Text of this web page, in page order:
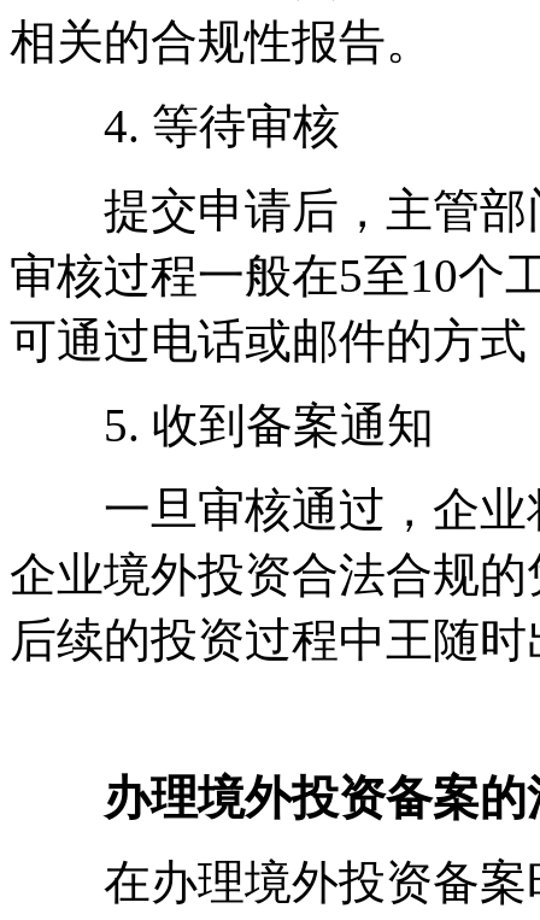
相关的合规性报告。
4. 等待审核
提交申请后，主管部
审核过程一般在5至10个
可通过电话或邮件的方
5. 收到备案通知
一旦审核通过，企业
企业境外投资合法合规
后续的投资过程中王随
办理境外投资备案的
在办理境外投资备案